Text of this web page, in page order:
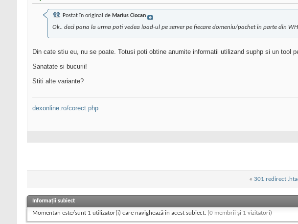
Postat în original de Marius Ciocan
Ok.. deci pana la urma poti vedea load-ul pe server pe fiecare domeniu/pachet in parte din
Din cate stiu eu, nu se poate. Totusi poti obtine anumite informatii utilizand suphp si un
Sanatate si bucurii!
Stiti alte variante?
dexonline.ro/corect.php
« 301 redirect
Informații subiect
Momentan este/sunt 1 utilizator(i) care navighează în acest subiect. (0 membrii și 1 vizitatori)